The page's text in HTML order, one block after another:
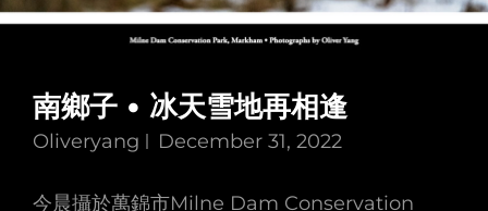
南鄉子 • 冰天雪地再相逢
Oliveryang December 31, 2022
今晨攝於萬錦市Milne Dam Conservation